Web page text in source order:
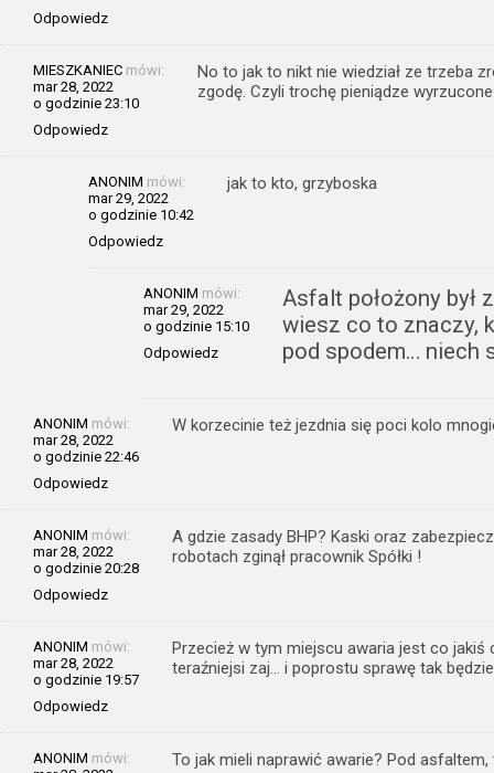
Odpowiedz
MIESZKANIEC mówi:
mar 28, 2022
o godzinie 23:10
Odpowiedz
No to jak to nikt nie wiedział ze trzeba
zgodę. Czyli trochę pieniądze
ANONIM mówi:
mar 29, 2022
o godzinie 10:42
Odpowiedz
jak to kto, grzyboska
ANONIM mówi:
mar 29, 2022
o godzinie 15:10
Odpowiedz
Asfalt położony był
wiesz co to znaczy,
pod spodem… niech
ANONIM mówi:
mar 28, 2022
o godzinie 22:46
Odpowiedz
W korzecinie też jezdnia się poci kolo
ANONIM mówi:
mar 28, 2022
o godzinie 20:28
Odpowiedz
A gdzie zasady BHP? Kaski oraz
robotach zginął pracownik Spółki !
ANONIM mówi:
mar 28, 2022
o godzinie 19:57
Odpowiedz
Przecież w tym miejscu awaria jest co
teraźniejsi zaj… i poprostu sprawę tak
ANONIM mówi:
To jak mieli naprawić awarie? Pod